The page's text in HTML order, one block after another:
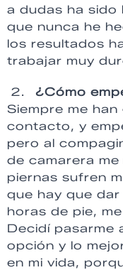
a dudas ha sido
que nunca he
los resultados
trabajar muy
¿Cómo
Siempre me
contacto, y
pero al
de camarera
piernas sufren
que hay que
horas de pie,
Decidí pasarme
opción y lo
en mi vida,